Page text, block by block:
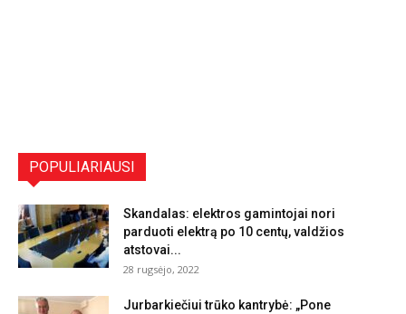
POPULIARIAUSI
Skandalas: elektros gamintojai nori
parduoti elektrą po 10 centų, valdžios
atstovai...
28 rugsėjo, 2022
Jurbarkiečiui trūko kantrybė: „Pone